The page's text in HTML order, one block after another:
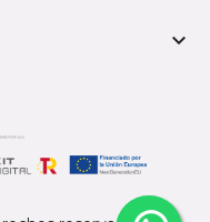
keyboard_arrow_down